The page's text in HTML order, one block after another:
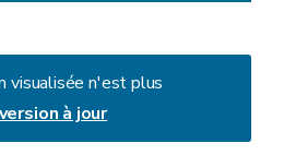
visualisée n'est plus
à jour